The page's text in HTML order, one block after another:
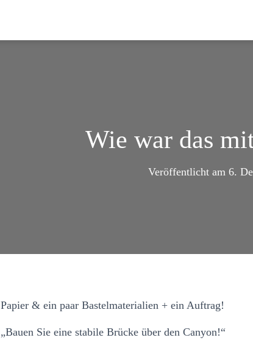
Wie war das
Veröffentlicht am 6.
Papier & ein paar Bastelmaterialien + ein Auftrag!
„Bauen Sie eine stabile Brücke über den Canyon!“